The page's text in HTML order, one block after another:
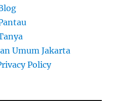
Umum Jakarta
Policy